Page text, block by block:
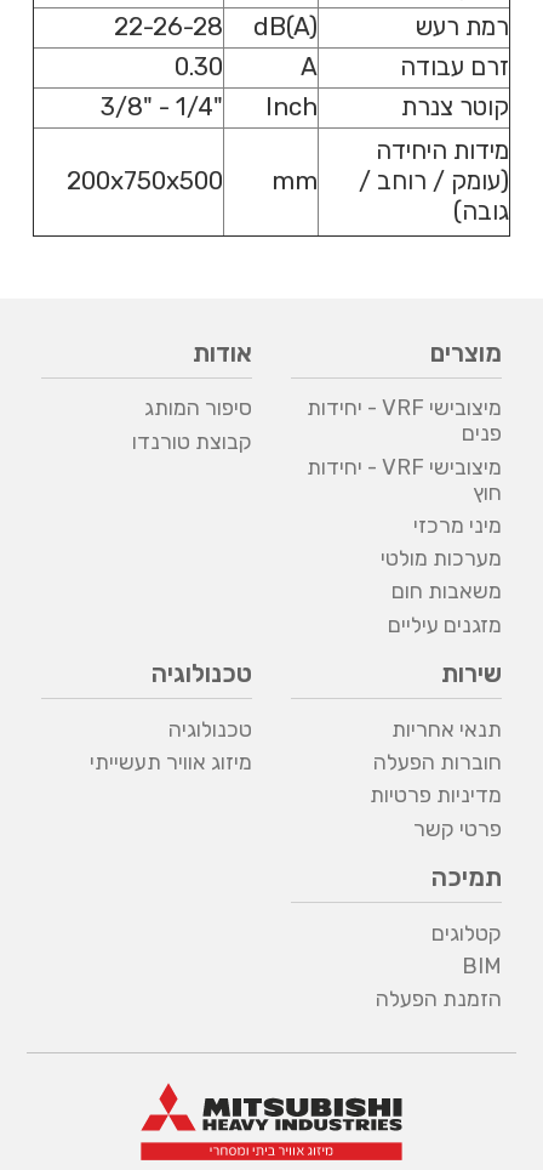
רמת רעש
dB(A)
22-26-28
זרם עבודה
A
0.30
קוטר צנרת
Inch
"1/4 - "3/8
מידות היחידה
(עומק / רוחב /
גובה)
mm
200x750x500
מוצרים
מיצובישי VRF - יחידות
פנים
מיצובישי VRF - יחידות
חוץ
מיני מרכזי
מערכות מולטי
משאבות חום
מזגנים עיליים
אודות
סיפור המותג
קבוצת טורנדו
שירות
תנאי אחריות
חוברות הפעלה
מדיניות פרטיות
פרטי קשר
טכנולוגיה
טכנולוגיה
מיזוג אוויר תעשייתי
תמיכה
קטלוגים
BIM
הזמנת הפעלה